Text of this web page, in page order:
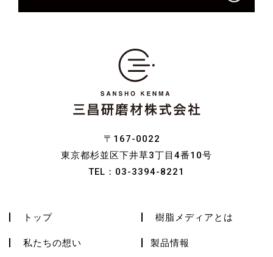
〒167-0022
東京都杉並区下井草3丁目4番10号
TEL： 03-3394-8221
トップ
私たちの想い
樹脂メディアとは
製品情報